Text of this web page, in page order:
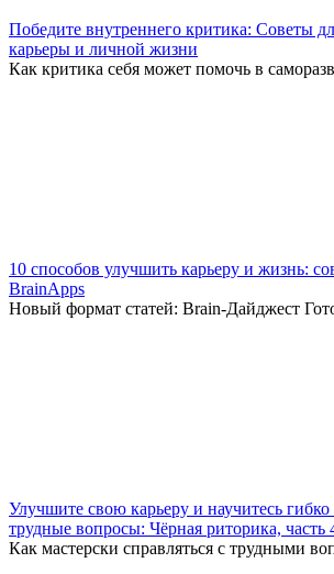
Победите внутреннего критика: Советы
карьеры и личной жизни
Как критика себя может помочь в
10 способов улучшить карьеру и жизнь:
BrainApps
Новый формат статей: Brain-Дайджест
Улучшите свою карьеру и научитесь гибко
трудные вопросы: Чёрная риторика, часть
Как мастерски справляться с трудными